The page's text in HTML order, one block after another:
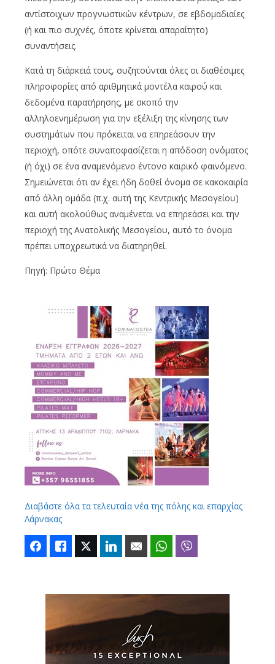
αντίστοιχων προγνωστικών κέντρων, σε εβδομαδιαίες
(ή και πιο συχνές, όποτε κρίνεται απαραίτητο)
συναντήσεις.
Κατά τη διάρκειά τους, συζητούνται όλες οι διαθέσιμες
πληροφορίες από αριθμητικά μοντέλα καιρού και
δεδομένα παρατήρησης, με σκοπό την
αλληλοενημέρωση για την εξέλιξη της κίνησης των
συστημάτων που πρόκειται να επηρεάσουν την
περιοχή, οπότε συναποφασίζεται η απόδοση ονόματος
(ή όχι) σε ένα αναμενόμενο έντονο καιρικό φαινόμενο.
Σημειώνεται ότι αν έχει ήδη δοθεί όνομα σε κακοκαιρία
από άλλη ομάδα (π.χ. αυτή της Κεντρικής Μεσογείου)
και αυτή ακολούθως αναμένεται να επηρεάσει και την
περιοχή της Ανατολικής Μεσογείου, αυτό το όνομα
πρέπει υποχρεωτικά να διατηρηθεί.
Πηγή: Πρώτο Θέμα
Διαβάστε όλα τα τελευταία νέα της πόλης και επαρχίας
Λάρνακας
FacebookLike Twitter LinkedIn Email WhatsApp